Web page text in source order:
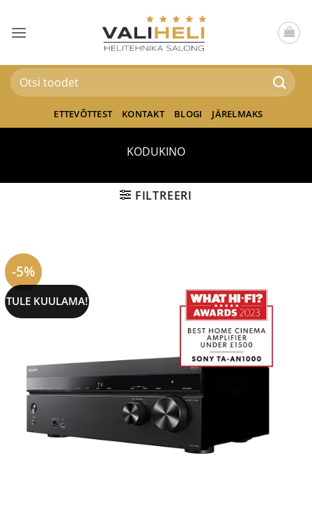
content
Otsi:
ETTEVÕTTEST KONTAKT BLOGI JÄRELMAKS
KODUKINO
FILTREERI
-5%
TULE KUULAMA!